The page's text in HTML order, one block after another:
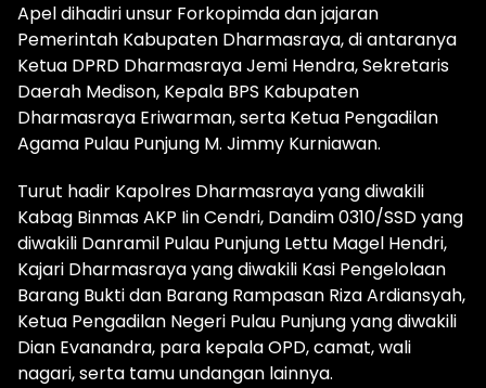
Apel dihadiri unsur Forkopimda dan jajaran
Pemerintah Kabupaten Dharmasraya, di antaranya
Ketua DPRD Dharmasraya Jemi Hendra, Sekretaris
Daerah Medison, Kepala BPS Kabupaten
Dharmasraya Eriwarman, serta Ketua Pengadilan
Agama Pulau Punjung M. Jimmy Kurniawan.
Turut hadir Kapolres Dharmasraya yang diwakili
Kabag Binmas AKP Iin Cendri, Dandim 0310/SSD yang
diwakili Danramil Pulau Punjung Lettu Magel Hendri,
Kajari Dharmasraya yang diwakili Kasi Pengelolaan
Barang Bukti dan Barang Rampasan Riza Ardiansyah,
Ketua Pengadilan Negeri Pulau Punjung yang diwakili
Dian Evanandra, para kepala OPD, camat, wali
nagari, serta tamu undangan lainnya.